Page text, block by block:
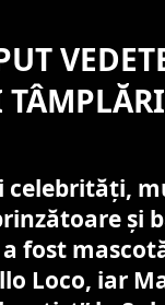
celebrități,
și
fost
Loco, iar